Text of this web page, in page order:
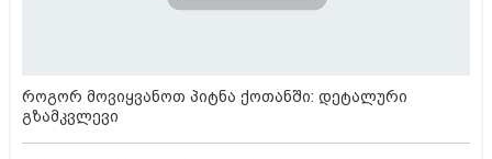
როგორ მოვიყვანოთ პიტნა ქოთანში: დეტალური
გზამკვლევი